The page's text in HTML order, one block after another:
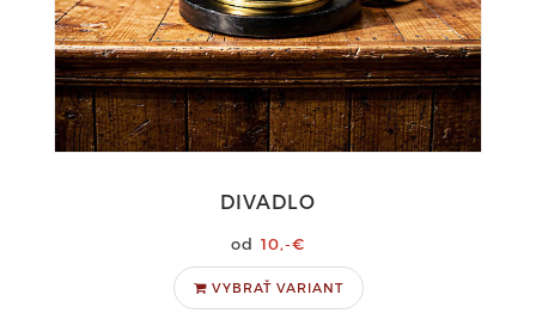
DIVADLO
10,-€
VYBRAŤ VARIANT